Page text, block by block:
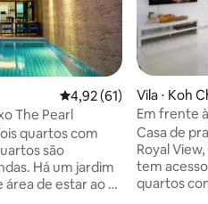
4,92 de uma avaliação
4,92 (61)
The Pearl
quartos com
são
Há um jardim
de estar ao ar
Vila ⋅ Koh
Em frente
Casa de
Royal View, Koh
tem
quartos